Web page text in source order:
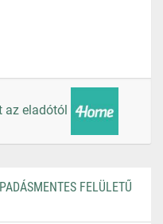
az eladótól
FELÜLETŰ